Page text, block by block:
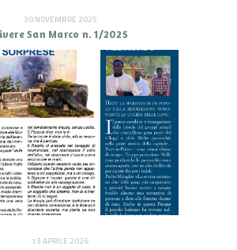
30 NOVEMBRE 2025
San Marco n. 1/2025
13 APRILE 2026